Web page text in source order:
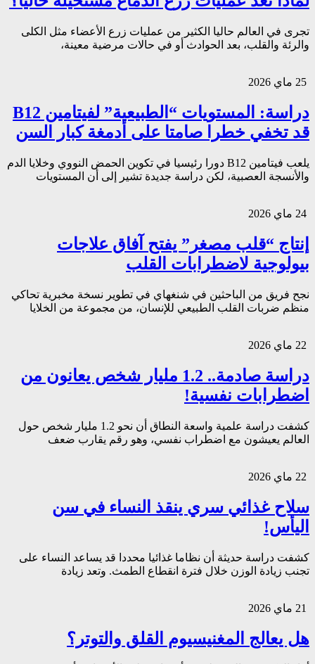
تجرى في العالم حاليا الكثير من عمليات زرع الأعضاء مثل الكلى
والرئة والقلب، بعد الحوادث أو في حالات مرضية معينة،
دراسة: المستويات “الطبيعية” لفيتامين B12
قد تخفي خطرا صامتا على أدمغة كبار السن
يلعب فيتامين B12 دورا رئيسيا في تكوين الحمض النووي وخلايا الدم
والأنسجة العصبية، لكن دراسة جديدة تشير إلى أن المستويات
إنتاج “قلب مصغر” يفتح آفاق علاجات
بيولوجية لاضطرابات القلب
نجح فريق من الباحثين في شنغهاي في تطوير نسخة مخبرية تحاكي
منظم ضربات القلب الطبيعي للإنسان، من مجموعة من الخلايا
دراسة صادمة.. 1.2 مليار شخص يعانون من
اضطرابات نفسية!
كشفت دراسة علمية واسعة النطاق أن نحو 1.2 مليار شخص حول
العالم يعيشون مع اضطراب نفسي، وهو رقم يقارب ضعف
سلاح غذائي سري ينقذ النساء في سن
اليأس!
كشفت دراسة حديثة أن نظاما غذائيا محددا قد يساعد النساء على
تجنب زيادة الوزن خلال فترة انقطاع الطمث. وتعد زيادة
هل يعالج المغنيسيوم القلق والتوتر؟